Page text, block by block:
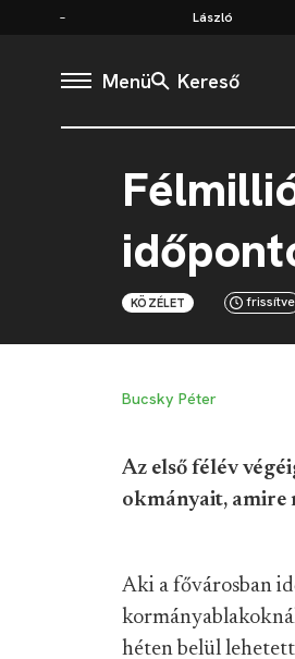
László
Menü Kereső
KÖZÉLET frissítve
Bucsky Péter
Az első félév
okmányait, amire
Aki a fővárosban
héten belül